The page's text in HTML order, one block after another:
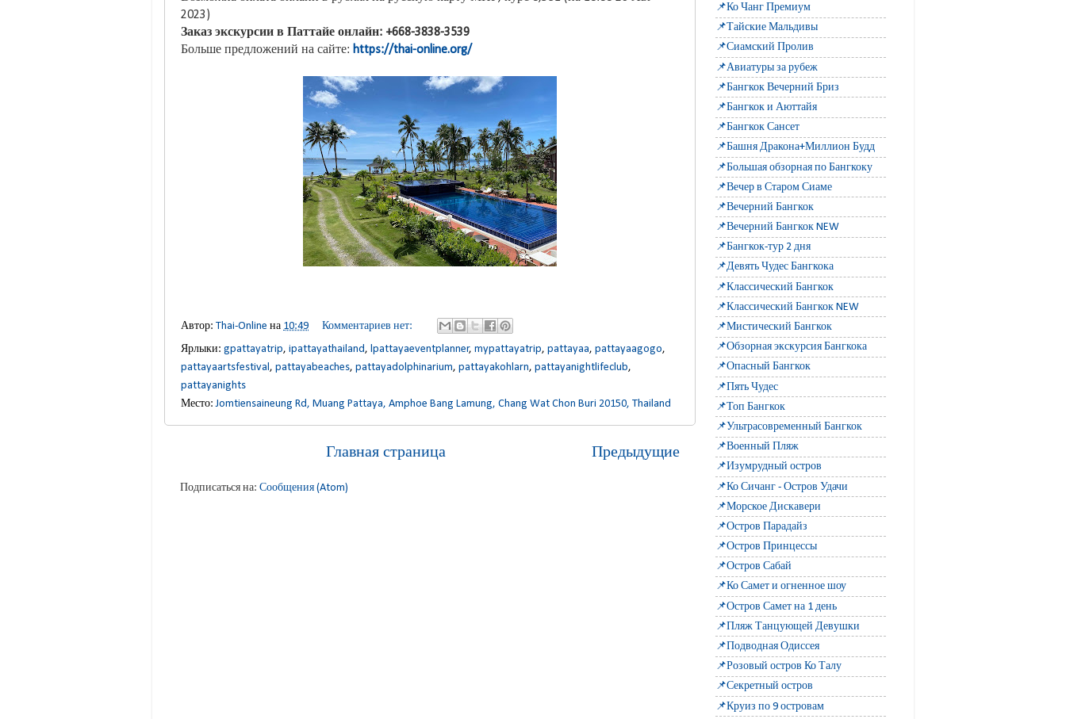
2023)
Заказ экскурсии в Паттайе онлайн: +668-3838-3539
Больше предложений на сайте: https://thai-online.org/
Автор: Thai-Online на 10:49
Комментариев нет:
Ярлыки: gpattayatrip, ipattayathailand, lpattayaeventplanner, mypattayatrip, pattayaa, pattayaagogo,
pattayaartsfestival, pattayabeaches, pattayadolphinarium, pattayakohlarn, pattayanightlifeclub,
pattayanights
Место:Jomtiensaineung Rd, Muang Pattaya, Amphoe Bang Lamung, Chang Wat Chon Buri 20150, Thailand
Предыдущие
Главная страница
Подписаться на: Сообщения (Atom)
📌Ко Чанг Премиум
📌Тайские Мальдивы
📌Сиамский Пролив
📌Авиатуры за рубеж
📌Бангкок Вечерний Бриз
📌Бангкок и Аюттайя
📌Бангкок Сансет
📌Башня Дракона+Миллион Будд
📌Большая обзорная по Бангкоку
📌Вечер в Старом Сиаме
📌Вечерний Бангкок
📌Вечерний Бангкок NEW
📌Бангкок-тур 2 дня
📌Девять Чудес Бангкока
📌Классический Бангкок
📌Классический Бангкок NEW
📌Мистический Бангкок
📌Обзорная экскурсия Бангкока
📌Опасный Бангкок
📌Пять Чудес
📌Топ Бангкок
📌Ультрасовременный Бангкок
📌Военный Пляж
📌Изумрудный остров
📌Ко Сичанг - Остров Удачи
📌Морское Дискавери
📌Остров Парадайз
📌Остров Принцессы
📌Остров Сабай
📌Ко Самет и огненное шоу
📌Остров Самет на 1 день
📌Пляж Танцующей Девушки
📌Подводная Одиссея
📌Розовый остров Ко Талу
📌Секретный остров
📌Круиз по 9 островам